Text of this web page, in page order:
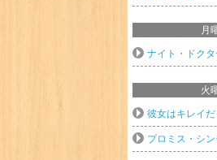
月
ナイト・ドクタ
火
彼女はキレイだ
プロミス・シン